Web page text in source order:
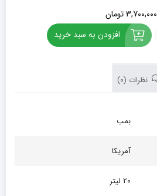
3,700,000تومان
افزودن به سبد خرید
نظرات (0)
بمب
آمریکا
20 لیتر